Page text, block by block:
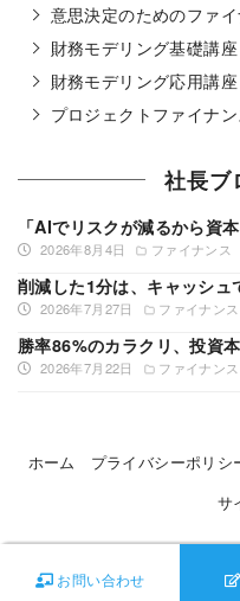
意思決定のためのファ
財務モデリング基礎講座
財務モデリング応用講座
プロジェクトファイナ
社長ブ
2026年8月4日 ファイナンス
「AIでリスクが減るから資
2026年7月27日 ファイナンス
削減した1分は、キャッシュ
2026年7月22日 ファイナンス
勝率86%のカラクリ、投資
ホーム プライバシーポリシ
サ
お問い合わせ